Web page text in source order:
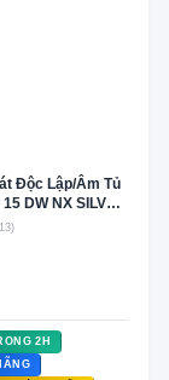
Độc Lập/Âm Tủ
DW NX SILVER
2H